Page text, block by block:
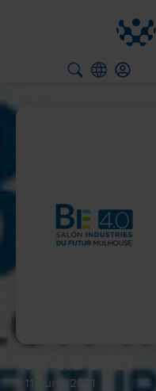
BE 4.0 2021
11 June 2021